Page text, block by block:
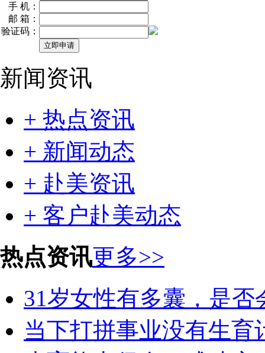
手 机：
邮 箱：
验证码：
新闻资讯
+ 热点资讯
+ 新闻动态
+ 赴美资讯
+ 客户赴美动态
热点资讯更多>>
31岁女性有多囊，是
当下打拼事业没有生育